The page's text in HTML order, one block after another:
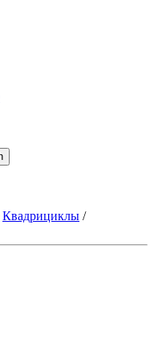
Квадрициклы /